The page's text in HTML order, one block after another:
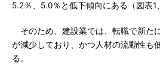
5.2％、5.0％と低下傾向にある（図表1
そのため、建設業では、転職で新た
が減少しており、かつ人材の流動性も
る。